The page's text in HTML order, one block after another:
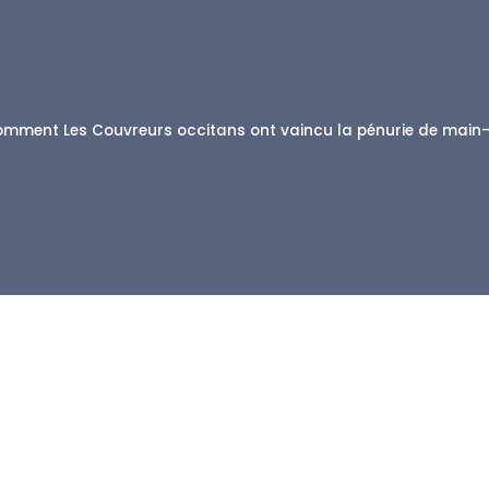
Les Couvreurs occitans ont vaincu la pénurie de